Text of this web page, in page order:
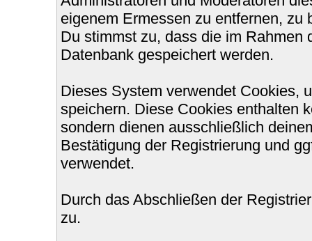
eigenem Ermessen zu entfernen, zu
Du stimmst zu, dass die im Rahmen
Datenbank gespeichert werden.
Dieses System verwendet Cookies,
speichern. Diese Cookies enthalten
sondern dienen ausschließlich
Bestätigung der Registrierung und
verwendet.
Durch das Abschließen der
zu.